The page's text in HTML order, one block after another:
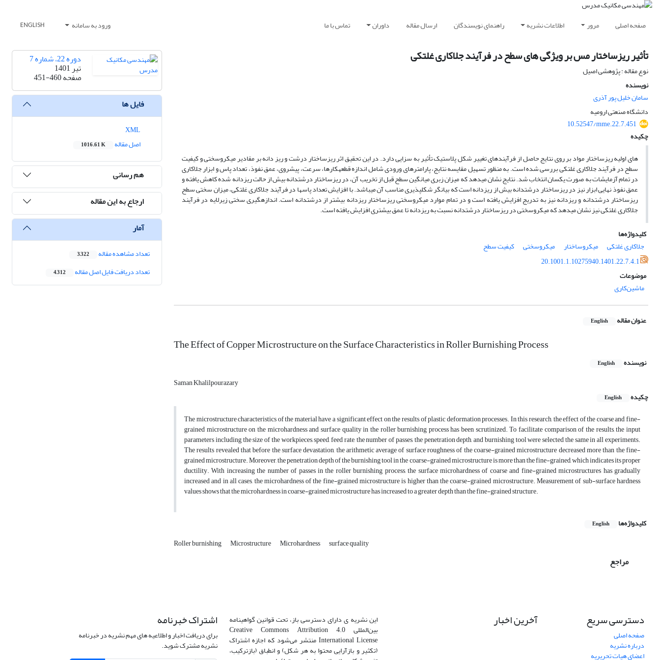
صفحه اصلی مرور اطلاعات نشریه راهنمای نویسندگان ارسال مقاله داوران تماس با ما ورود به سامانه ENGLISH
تأثیر ریزساختار مس بر ویژگی های سطح در فرآیند جلاکاری غلتکی
نوع مقاله : پژوهشی اصیل
نویسنده
سامان خلیل پور آذری
دانشگاه صنعتی ارومیه
10.52547/mme.22.7.451
چکیده
های اولیه ریزساختار مواد بر روی نتایج حاصل از فرآیندهای تغییر شکل پلاستیک تأثیر به سزایی دارد. در این تحقیق اثر ریزساختار درشت و ریز دانه بر مقادیر میکروسختی و کیفیت
سطح در فرآیند جلاکاری غلتکی بررسی شده است. به منظور تسهیل مقایسه نتایج، پارامترهای ورودی شامل اندازه قطعه­کارها، سرعت، پیشروی، عمق نفوذ، تعداد پاس و ابزار جلاکاری
در تمام آزمایشات به صورت یکسان انتخاب شد. نتایج نشان می­دهد که میزان زبری میانگین سطح قبل از تخریب آن، در ریزساختار درشت­دانه بیش از حالت ریزدانه شده کاهش یافته و
عمق نفوذ نهایی ابزار نیز در ریزساختار درشت­دانه بیش از ریزدانه است که بیانگر شکل­پذیری مناسب آن می­باشد. با افزایش تعداد پاس­ها در فرآیند جلاکاری غلتکی، میزان سختی سطح
ریزساختار درشت­دانه و ریزدانه نیز به تدریج افزایش یافته است و در تمام موارد میکروسختی ریزساختار ریزدانه بیشتر از درشت­دانه است. اندازه­گیری سختی زیرلایه در فرآیند
جلاکاری غلتکی نیز نشان می­دهد که میکروسختی در ریزساختار درشت­دانه نسبت به ریز­دانه تا عمق بیشتری افزایش یافته است.
کلیدواژه‌ها
جلاکاری غلتکی
میکروساختار میکروسختی
کیفیت سطح
20.1001.1.10275940.1401.22.7.4.1
موضوعات
ماشین‌کاری
عنوان مقاله English
The Effect of Copper Microstructure on the Surface Characteristics in Roller Burnishing Process
نویسنده English
Saman Khalilpourazary
چکیده
English
The microstructure characteristics of the material have a significant effect on the results of plastic deformation processes. In this research, the effect of the coarse and fine-
grained microstructure on the microhardness and surface quality in the roller burnishing process has been scrutinized. To facilitate comparison of the results, the input
parameters including the size of the workpieces, speed, feed rate, the number of passes, the penetration depth, and burnishing tool were selected the same in all experiments.
The results revealed that before the surface devastation, the arithmetic average of surface roughness of the coarse-grained microstructure decreased more than the fine-
grained microstructure. Moreover, the penetration depth of the burnishing tool in the coarse-grained microstructure is more than the fine-grained, which indicates its proper
ductility. With increasing the number of passes in the roller burnishing process, the surface microhardness of coarse and fine-grained microstructures has gradually
increased and in all cases, the microhardness of the fine-grained microstructure is higher than the coarse-grained microstructure. Measurement of sub-surface hardness
values shows that the microhardness in coarse-grained microstructure has increased to a greater depth than the fine-grained structure.
کلیدواژه‌ها English
Roller burnishing Microstructure Microhardness surface quality
مراجع
دوره 22، شماره 7
تیر 1401
صفحه451-460
فایل ها
اصل مقاله
1016.61 K
هم رسانی
ارجاع به این مقاله
آمار
تعداد مشاهده مقاله 3,322
تعداد دریافت فایل اصل مقاله 4,312
دسترسی سریع
صفحه اصلی
درباره نشریه
اعضای هیات تحریریه
آخرین اخبار این نشریه ی دارای دسترسی باز، تحت قوانین گواهینامه
بین‌المللی Creative Commons Attribution 4.0
International License منتشر می‌شود که اجازه اشتراک
(تکثیر و بازآرایی محتوا به هر شکل) و انطباق (بازترکیب،
اشتراک خبرنامه
برای دریافت اخبار و اطلاعیه های مهم نشریه در خبرنامه
نشریه مشترک شوید.